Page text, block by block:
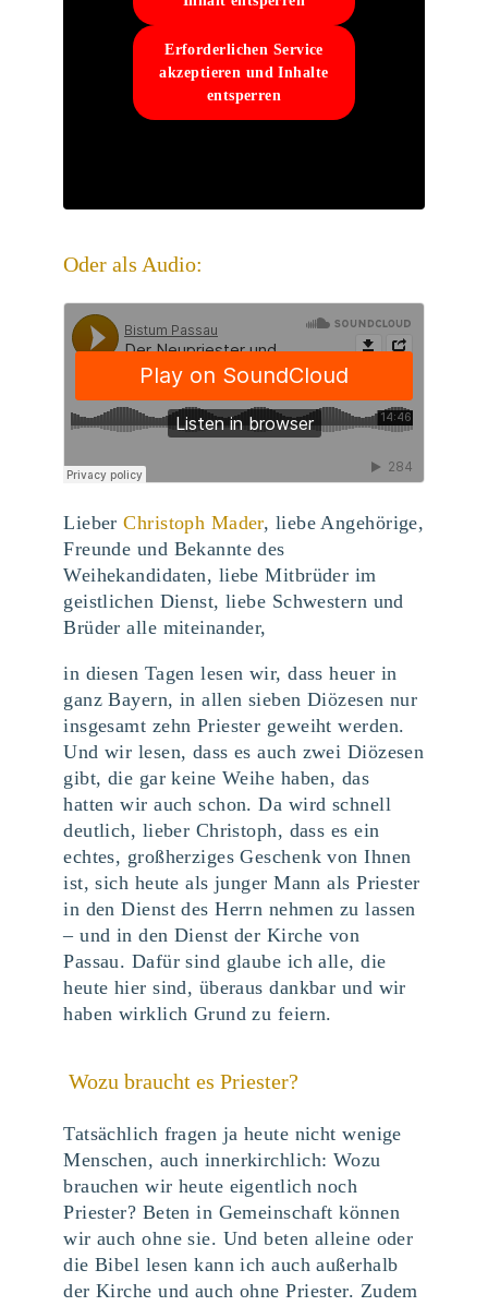
Erforderlichen Service
akzeptieren und Inhalte
entsperren
Oder als Audio:
LieberChristoph Mader, liebe Angehörige,
Freunde und Bekannte des
Weihekandidaten, liebe Mitbrüder im
geistlichen Dienst, liebe Schwestern und
Brüder alle miteinander,
in diesen Tagen lesen wir, dass heuer in
ganz Bayern, in allen sieben Diözesen nur
insgesamt zehn Priester geweiht werden.
Und wir lesen, dass es auch zwei Diözesen
gibt, die gar keine Weihe haben, das
hatten wir auch schon. Da wird schnell
deutlich, lieber Christoph, dass es ein
echtes, großherziges Geschenk von Ihnen
ist, sich heute als junger Mann als Priester
in den Dienst des Herrn nehmen zu lassen
– und in den Dienst der Kirche von
Passau. Dafür sind glaube ich alle, die
heute hier sind, überaus dankbar und wir
haben wirklich Grund zu feiern.
Wozu braucht es Priester?
Tatsächlich fragen ja heute nicht wenige
Menschen, auch innerkirchlich: Wozu
brauchen wir heute eigentlich noch
Priester? Beten in Gemeinschaft können
wir auch ohne sie. Und beten alleine oder
die Bibel lesen kann ich auch außerhalb
der Kirche und auch ohne Priester. Zudem